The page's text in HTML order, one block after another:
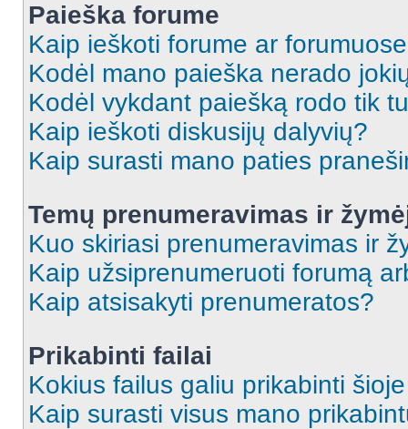
Paieška forume
Kaip ieškoti forume ar
Kodėl mano paieška nerado
Kodėl vykdant paiešką rodo tik
Kaip ieškoti diskusijų dalyvių?
Kaip surasti mano paties
Temų prenumeravimas ir
Kuo skiriasi prenumeravimas ir
Kaip užsiprenumeruoti forumą
Kaip atsisakyti prenumeratos?
Prikabinti failai
Kokius failus galiu prikabinti
Kaip surasti visus mano